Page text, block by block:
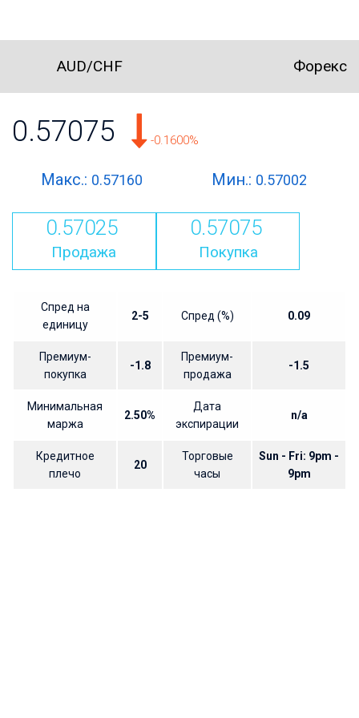
AUD/CHF Форекс
0.57075 -0.1600%
Макс.: 0.57160 Мин.: 0.57002
0.57025
Продажа
0.57075
Покупка
Спред на
единицу
2-5 Спред (%) 0.09
Премиум-
покупка
-1.8
Премиум-
продажа
-1.5
Минимальная
маржа
2.50%
Дата
экспирации
n/a
Кредитное
плечо
20
Торговые
часы
Sun - Fri: 9pm -
9pm